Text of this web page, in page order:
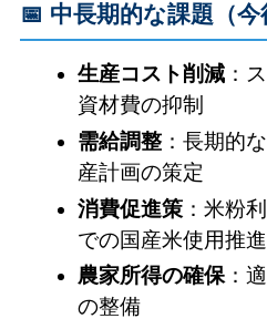
📅 中長期的な課題（今
生産コスト削減 ：
資材費の抑制
需給調整：長期的
産計画の策定
消費促進策 ：米粉
での国産米使用推進
農家所得の確保：
の整備